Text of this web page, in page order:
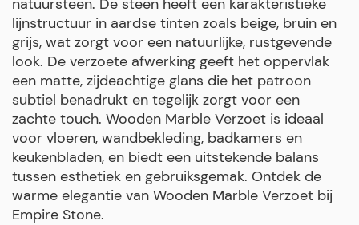
lijnstructuur in aardse tinten zoals beige, bruin en
grijs, wat zorgt voor een natuurlijke, rustgevende
look. De verzoete afwerking geeft het oppervlak
een matte, zijdeachtige glans die het patroon
subtiel benadrukt en tegelijk zorgt voor een
zachte touch. Wooden Marble Verzoet is ideaal
voor vloeren, wandbekleding, badkamers en
keukenbladen, en biedt een uitstekende balans
tussen esthetiek en gebruiksgemak. Ontdek de
warme elegantie van Wooden Marble Verzoet bij
Empire Stone.